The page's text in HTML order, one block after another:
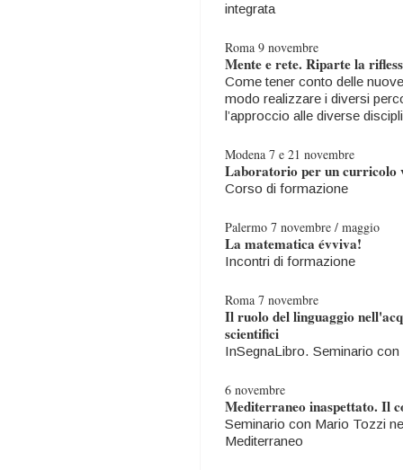
integrata
Roma 9 novembre
Mente e rete. Riparte la
Come tener conto delle
modo realizzare i diversi
l’approccio alle diverse
Modena 7 e 21 novembre
Laboratorio per un curricolo
Corso di formazione
Palermo 7 novembre / maggio
La matematica évviva!
Incontri di formazione
Roma 7 novembre
Il ruolo del linguaggio
scientifici
InSegnaLibro. Seminario
6 novembre
Mediterraneo inaspettato. Il
Seminario con Mario Tozzi
Mediterraneo